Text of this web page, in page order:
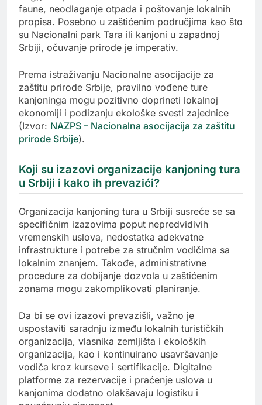
faune, neodlaganje otpada i poštovanje lokalnih
propisa. Posebno u zaštićenim područjima kao što
su Nacionalni park Tara ili kanjoni u zapadnoj
Srbiji, očuvanje prirode je imperativ.
Prema istraživanju Nacionalne asocijacije za
zaštitu prirode Srbije, pravilno vođene ture
kanjoninga mogu pozitivno doprineti lokalnoj
ekonomiji i podizanju ekološke svesti zajednice
(Izvor: NAZPS – Nacionalna asocijacija za zaštitu
prirode Srbije).
Koji su izazovi organizacije kanjoning tura
u Srbiji i kako ih prevazići?
Organizacija kanjoning tura u Srbiji susreće se sa
specifičnim izazovima poput nepredvidivih
vremenskih uslova, nedostatka adekvatne
infrastrukture i potrebe za stručnim vodičima sa
lokalnim znanjem. Takođe, administrativne
procedure za dobijanje dozvola u zaštićenim
zonama mogu zakomplikovati planiranje.
Da bi se ovi izazovi prevazišli, važno je
uspostaviti saradnju između lokalnih turističkih
organizacija, vlasnika zemljišta i ekoloških
organizacija, kao i kontinuirano usavršavanje
vodiča kroz kurseve i sertifikacije. Digitalne
platforme za rezervacije i praćenje uslova u
kanjonima dodatno olakšavaju logistiku i